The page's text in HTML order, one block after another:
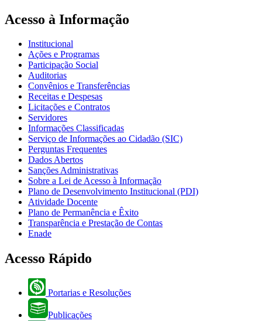
Acesso à Informação
Institucional
Ações e Programas
Participação Social
Auditorias
Convênios e Transferências
Receitas e Despesas
Licitações e Contratos
Servidores
Informações Classificadas
Serviço de Informações ao Cidadão (SIC)
Perguntas Frequentes
Dados Abertos
Sanções Administrativas
Sobre a Lei de Acesso à Informação
Plano de Desenvolvimento Institucional (PDI)
Atividade Docente
Plano de Permanência e Êxito
Transparência e Prestação de Contas
Enade
Acesso Rápido
Portarias e Resoluções
Publicações